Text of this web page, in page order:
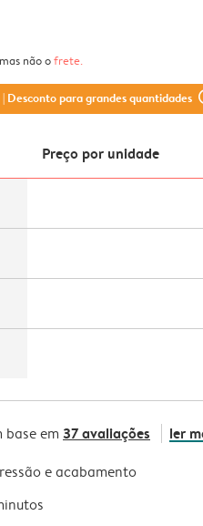
não ofrete.
| Desconto para grandes quantidades
Preço por unidade
base em 37 avaliações ler
e acabamento